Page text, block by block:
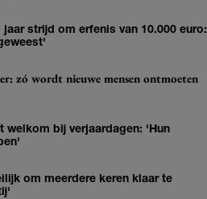
strijd om erfenis van 10.000 euro:
zó wordt nieuwe mensen ontmoeten
welkom bij verjaardagen: 'Hun
om meerdere keren klaar te